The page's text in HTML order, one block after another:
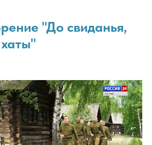
"До свиданья,